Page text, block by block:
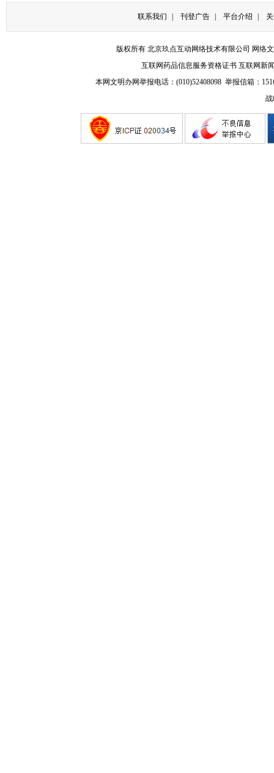
联系我们 刊登广告 平台介绍
版权所有 北京玖点互动网络技术有限公司 网络
互联网药品信息服务资格证书 互联网新
本网文明办网举报电话：(010)52408098 举报信箱：